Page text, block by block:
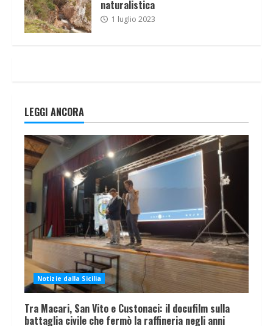
naturalistica
1 luglio 2023
LEGGI ANCORA
Notizie dalla Sicilia
Tra Macari, San Vito e Custonaci: il docufilm sulla
battaglia civile che fermò la raffineria negli anni